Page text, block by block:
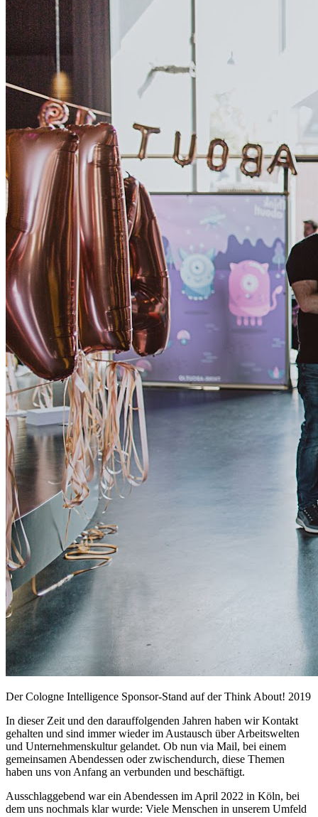
Der Cologne Intelligence Sponsor-Stand auf der Think About! 2019
In dieser Zeit und den darauffolgenden Jahren haben wir Kontakt
gehalten und sind immer wieder im Austausch über Arbeitswelten
und Unternehmenskultur gelandet. Ob nun via Mail, bei einem
gemeinsamen Abendessen oder zwischendurch, diese Themen
haben uns von Anfang an verbunden und beschäftigt.
Ausschlaggebend war ein Abendessen im April 2022 in Köln, bei
dem uns nochmals klar wurde: Viele Menschen in unserem Umfeld